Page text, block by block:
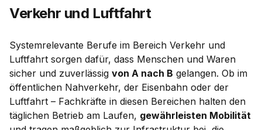
Verkehr und Luftfahrt
Systemrelevante Berufe im Bereich Verkehr und
Luftfahrt sorgen dafür, dass Menschen und Waren
sicher und zuverlässig von A nach B gelangen. Ob im
öffentlichen Nahverkehr, der Eisenbahn oder der
Luftfahrt – Fachkräfte in diesen Bereichen halten den
täglichen Betrieb am Laufen, gewährleisten Mobilität